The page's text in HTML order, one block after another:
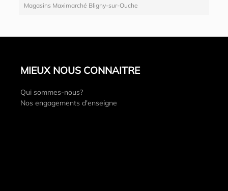
Magasins Maximarché Bligny-sur-Ouche
MIEUX NOUS CONNAITRE
Qui sommes-nous?
Nos engagements d'enseigne